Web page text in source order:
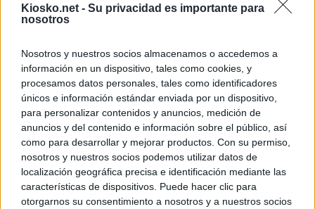
Kiosko.net - Su privacidad es importante para
nosotros
Nosotros y nuestros socios almacenamos o accedemos a
información en un dispositivo, tales como cookies, y
procesamos datos personales, tales como identificadores
únicos e información estándar enviada por un dispositivo,
para personalizar contenidos y anuncios, medición de
anuncios y del contenido e información sobre el público, así
como para desarrollar y mejorar productos. Con su permiso,
nosotros y nuestros socios podemos utilizar datos de
localización geográfica precisa e identificación mediante las
características de dispositivos. Puede hacer clic para
otorgarnos su consentimiento a nosotros y a nuestros socios